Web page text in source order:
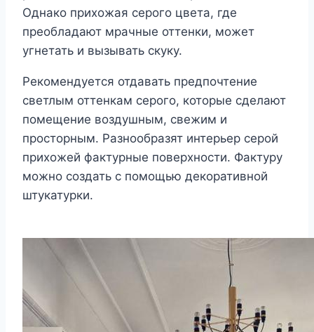
Однако прихожая серого цвета, где
преобладают мрачные оттенки, может
угнетать и вызывать скуку.
Рекомендуется отдавать предпочтение
светлым оттенкам серого, которые сделают
помещение воздушным, свежим и
просторным. Разнообразят интерьер серой
прихожей фактурные поверхности. Фактуру
можно создать с помощью декоративной
штукатурки.